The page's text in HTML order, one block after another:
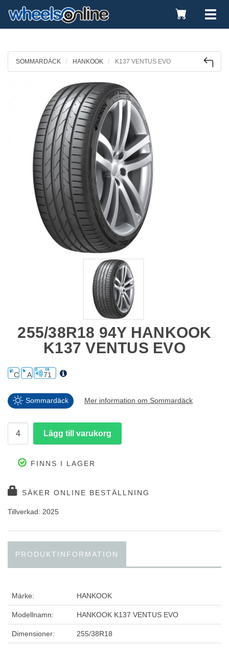
Toggle
Cart
SOMMARDÄCK HANKOOK K137 VENTUS EVO
255/38R18 94Y HANKOOK
K137 VENTUS EVO
C A 71
Sommardäck Mer information om Sommardäck
FINNS I LAGER
SÄKER ONLINE BESTÄLLNING
Tillverkad: 2025
PRODUKTINFORMATION
Märke: HANKOOK
Modellnamn: HANKOOK K137 VENTUS EVO
Dimensioner: 255/38R18